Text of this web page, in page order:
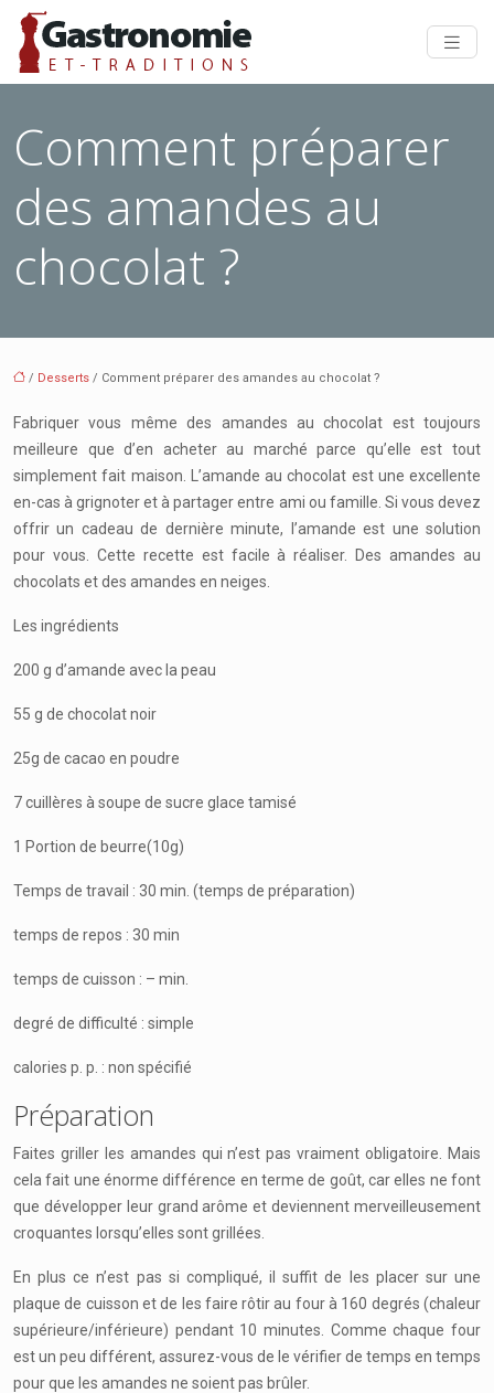
Comment préparer
des amandes au
chocolat ?
/ Desserts / Comment préparer des amandes au chocolat ?
Fabriquer vous même des amandes au chocolat est toujours
meilleure que d’en acheter au marché parce qu’elle est tout
simplement fait maison. L’amande au chocolat est une excellente
en-cas à grignoter et à partager entre ami ou famille. Si vous devez
offrir un cadeau de dernière minute, l’amande est une solution
pour vous. Cette recette est facile à réaliser. Des amandes au
chocolats et des amandes en neiges.
Les ingrédients
200 g d’amande avec la peau
55 g de chocolat noir
25g de cacao en poudre
7 cuillères à soupe de sucre glace tamisé
1 Portion de beurre(10g)
Temps de travail : 30 min. (temps de préparation)
temps de repos : 30 min
temps de cuisson : – min.
degré de difficulté : simple
calories p. p. : non spécifié
Préparation
Faites griller les amandes qui n’est pas vraiment obligatoire. Mais
cela fait une énorme différence en terme de goût, car elles ne font
que développer leur grand arôme et deviennent merveilleusement
croquantes lorsqu’elles sont grillées.
En plus ce n’est pas si compliqué, il suffit de les placer sur une
plaque de cuisson et de les faire rôtir au four à 160 degrés (chaleur
supérieure/inférieure) pendant 10 minutes. Comme chaque four
est un peu différent, assurez-vous de le vérifier de temps en temps
pour que les amandes ne soient pas brûler.